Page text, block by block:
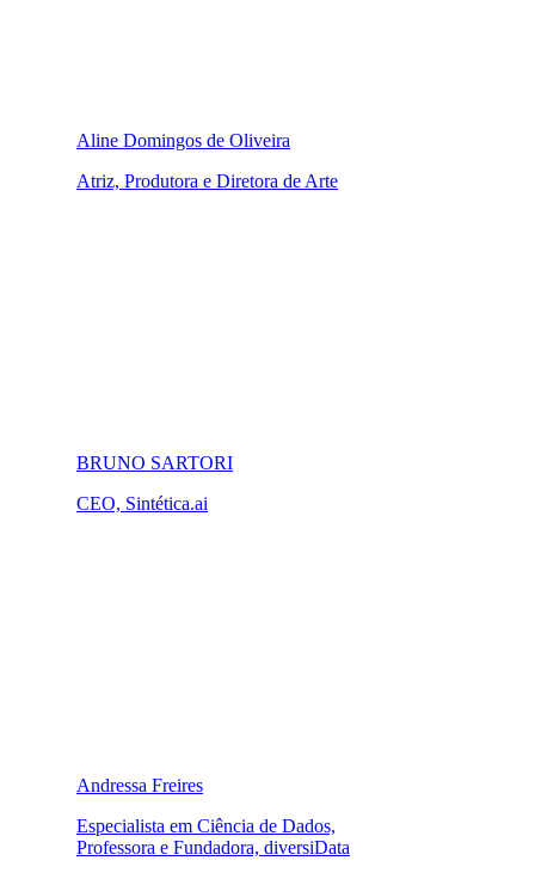
Aline Domingos de Oliveira
Atriz, Produtora e Diretora de Arte
BRUNO SARTORI
CEO, Sintética.ai
Andressa Freires
Especialista em Ciência de Dados,
Professora e Fundadora, diversiData